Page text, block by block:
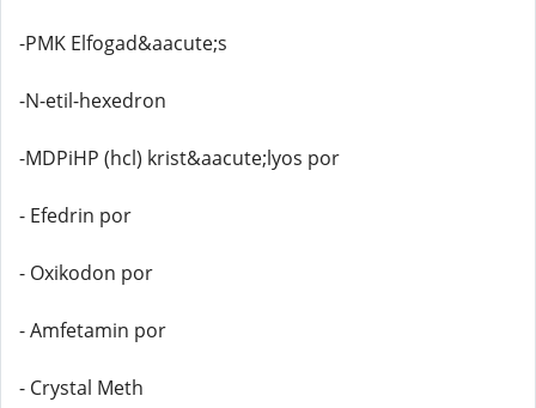
-PMK Elfogad&aacute;s
-N-etil-hexedron
-MDPiHP (hcl) krist&aacute;lyos por
- Efedrin por
- Oxikodon por
- Amfetamin por
- Crystal Meth